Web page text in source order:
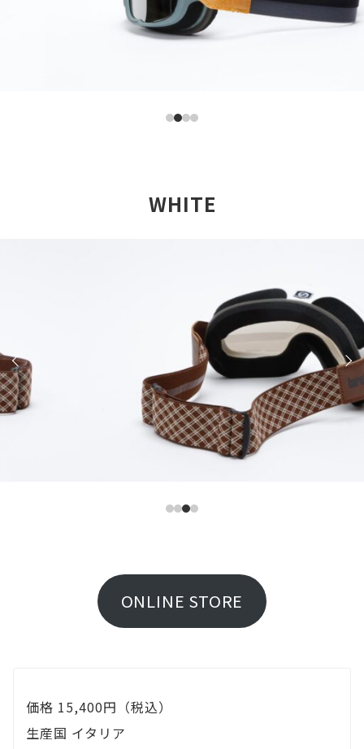
WHITE
ONLINE STORE
価格 15,400円（税込）
生産国 イタリア